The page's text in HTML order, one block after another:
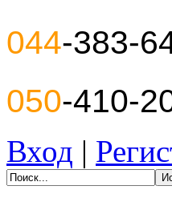
044-383-
050-410-
Вход |